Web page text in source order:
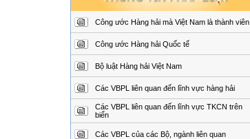
Trung tâm Phối hợp tìm kiếm, cứu
nạn hàng hải khu vực II
Địa
chỉ:
Đường Hoàng Sa, Phường
Sơn Trà, thành phố Đà
Nẵng
Điện
thoại:
02363.924.957 (24/24h)
Fax:
02363.924.956
Trung tâm Phối hợp tìm kiếm, cứu
nạn hàng hải khu vực III
Công ước Hàng hải mà Việt Nam là thành viên
Công ước Hàng hải Quốc tế
Bộ luật Hàng hải Việt Nam
Các VBPL liên quan đến lĩnh vực hàng hải
Các VBPL liên quan đến lĩnh vực TKCN trên
biển
Các VBPL của các Bộ, ngành liên quan